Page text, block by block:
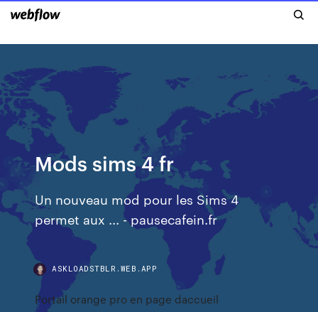
Mods sims 4 fr
Un nouveau mod pour les Sims 4
permet aux ... - pausecafein.fr
ASKLOADSTBLR.WEB.APP
Portail orange pro en page daccueil